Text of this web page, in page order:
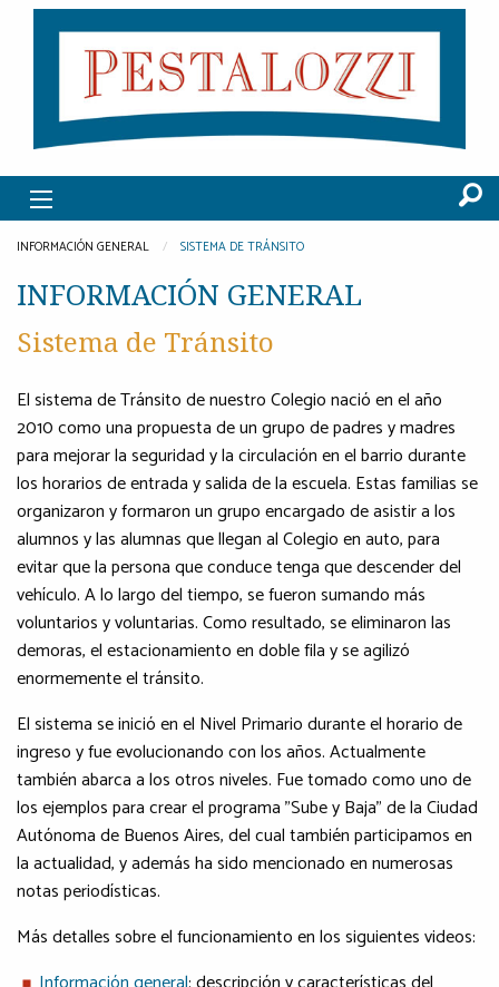
INFORMACIÓN GENERAL SISTEMA DE TRÁNSITO
INFORMACIÓN GENERAL
Sistema de Tránsito
El sistema de Tránsito de nuestro Colegio nació en el año
2010 como una propuesta de un grupo de padres y madres
para mejorar la seguridad y la circulación en el barrio durante
los horarios de entrada y salida de la escuela. Estas familias se
organizaron y formaron un grupo encargado de asistir a los
alumnos y las alumnas que llegan al Colegio en auto, para
evitar que la persona que conduce tenga que descender del
vehículo. A lo largo del tiempo, se fueron sumando más
voluntarios y voluntarias. Como resultado, se eliminaron las
demoras, el estacionamiento en doble fila y se agilizó
enormemente el tránsito.
El sistema se inició en el Nivel Primario durante el horario de
ingreso y fue evolucionando con los años. Actualmente
también abarca a los otros niveles. Fue tomado como uno de
los ejemplos para crear el programa "Sube y Baja" de la Ciudad
Autónoma de Buenos Aires, del cual también participamos en
la actualidad, y además ha sido mencionado en numerosas
notas periodísticas.
Más detalles sobre el funcionamiento en los siguientes videos: